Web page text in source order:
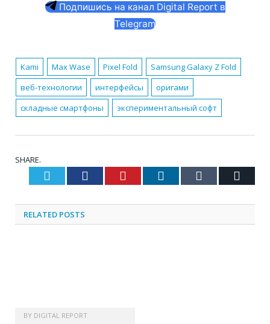
Подпишись на канал Digital Report в
Telegram
Kami Max Wase Pixel Fold
Samsung Galaxy Z Fold
веб-технологии
интерфейсы
оригами
складные смартфоны
экспериментальный софт
SHARE.
Twitter Facebook Pinterest LinkedIn Tumblr
RELATED POSTS
BY DIGITAL REPORT